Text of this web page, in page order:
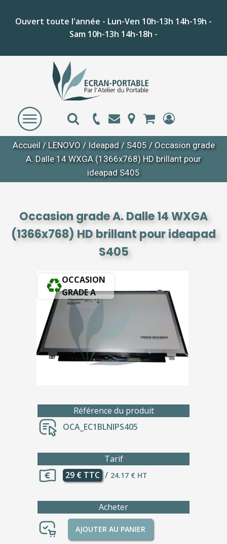
Ouvert toute l'année - Lun-Ven 10h-13h 14h-19h -
Sam 10h-13h 14h-18h -
Accueil/ LENOVO / Ideapad/ S405/ Occasion grade
A. Dalle 14 WXGA (1366x768) HD brillant pour
ideapad S405
Occasion grade A. Dalle 14 WXGA
(1366x768) HD brillant pour ideapad
S405
OCCASION
GRADE A
Référence du produit
OCA_EC1BLNIPS405
Tarif
29 € TTC / 24.17 € HT
Acheter
AJOUTER AU PANIER